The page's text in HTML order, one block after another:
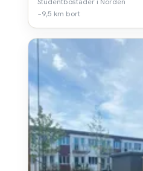
~9,5 km bort